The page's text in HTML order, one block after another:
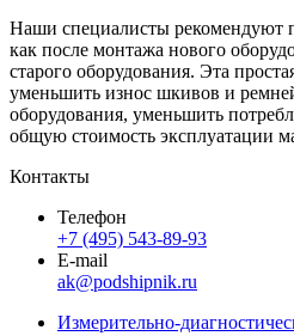
Наши специалисты рекомендуют
как после монтажа нового
старого оборудования. Эта
уменьшить износ шкивов и
оборудования, уменьшить
общую стоимость эксплуатации
Контакты
Телефон
+7 (495) 543-89-93
E-mail
ak@podshipnik.ru
Измерительно-